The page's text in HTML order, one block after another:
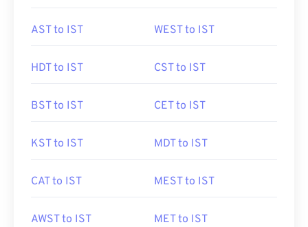
AST to IST WEST to IST
HDT to IST CST to IST
BST to IST CET to IST
KST to IST MDT to IST
CAT to IST MEST to IST
AWST to IST MET to IST